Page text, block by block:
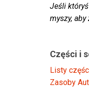
Jeśli
myszy,
Części i
Listy
Zasoby